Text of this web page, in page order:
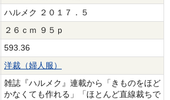
ハルメク ２０１７．５
２６ｃｍ ９５ｐ
593.36
洋裁（婦人服）
雑誌『ハルメク』連載から「きものをほど
かなくても作れる」「ほとんど直線裁ちで